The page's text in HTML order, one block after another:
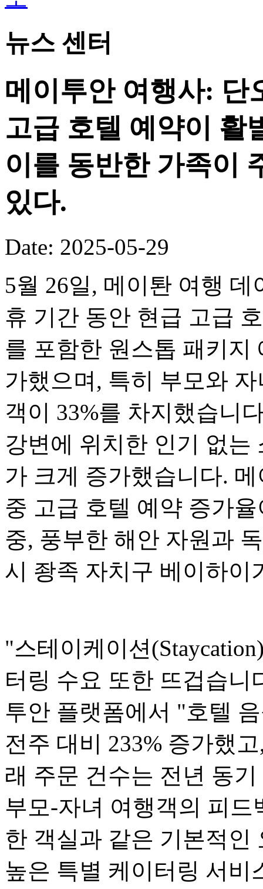
뉴스 센터
메이투안 여행사: 단
고급 호텔 예약이 활
이를 동반한 가족이
있다.
Date: 2025-05-29
5월 26일, 메이퇀 여행
휴 기간 동안 현급 고급
를 포함한 원스톱 패키지
가했으며, 특히 부모와
객이 33%를 차지했습니
강변에 위치한 인기 없는
가 크게 증가했습니다.
중 고급 호텔 예약 증가
중, 풍부한 해안 자원과
시 좡족 자치구 베이하이
"스테이케이션
터링 수요 또한 뜨겁습니
투안 플랫폼에서 "호텔
전주 대비 233% 증가했
래 주문 건수는 전년 동
부모-자녀 여행객의 피
한 객실과 같은 기본적인
높은 특별 케이터링 서